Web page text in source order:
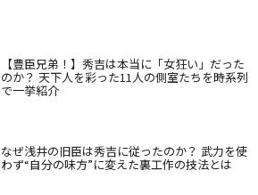
【豊臣兄弟！】秀吉は本当に「女狂い」だった
のか？ 天下人を彩った11人の側室たちを時系列
で一挙紹介
なぜ浅井の旧臣は秀吉に従ったのか？ 武力を使
わず“自分の味方”に変えた裏工作の技法とは